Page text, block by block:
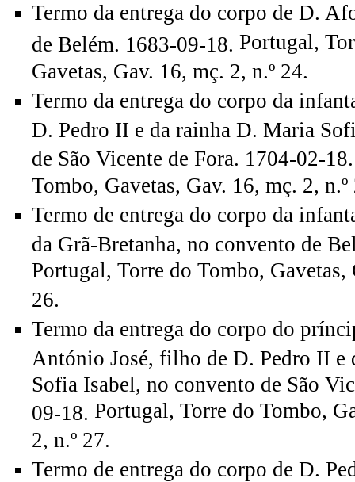
Termo da entrega do corpo de D.
de Belém. 1683-09-18. Portugal,
Gavetas, Gav. 16, mç. 2, n.º 24.
Termo da entrega do corpo da
D. Pedro II e da rainha D. Maria
de São Vicente de Fora. 1704-02-
Tombo, Gavetas, Gav. 16, mç. 2, n.º
Termo de entrega do corpo da
da Grã-Bretanha, no convento de
Portugal, Torre do Tombo, Gavetas,
26.
Termo da entrega do corpo do
António José, filho de D. Pedro II e
Sofia Isabel, no convento de São
09-18. Portugal, Torre do Tombo,
2, n.º 27.
Termo de entrega do corpo de D.